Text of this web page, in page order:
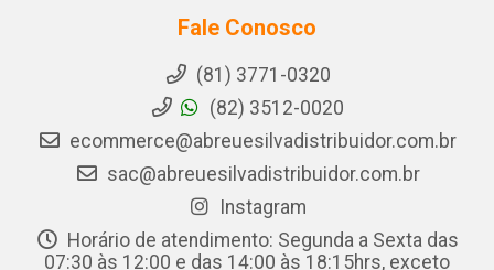
Fale Conosco
(81) 3771-0320
(82) 3512-0020
ecommerce@abreuesilvadistribuidor.com.br
sac@abreuesilvadistribuidor.com.br
Instagram
Horário de atendimento: Segunda a Sexta das
07:30 às 12:00 e das 14:00 às 18:15hrs, exceto